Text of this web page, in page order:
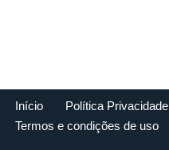
Início Política Privacidade
Termos e condições de uso